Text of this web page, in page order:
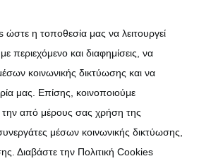
η τοποθεσία μας να λειτουργεί
περιεχόμενο και διαφημίσεις, να
κοινωνικής δικτύωσης και να
μας. Επίσης, κοινοποιούμε
την από μέρους σας χρήση της
μέσων κοινωνικής δικτύωσης,
Διαβάστε την Πολιτική Cookies